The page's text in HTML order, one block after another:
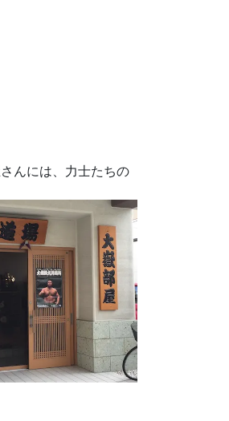
んには、力士たちの